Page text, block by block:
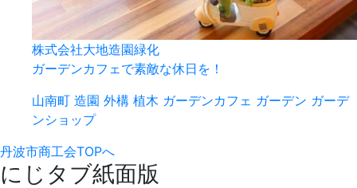
株式会社大地造園緑化
ガーデンカフェで素敵な休日を！
山南町 造園 外構 植木 ガーデンカフェ ガーデン ガーデ
ンショップ
丹波市商工会TOPへ
にじタブ紙面版